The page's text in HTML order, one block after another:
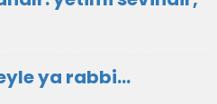
ya rabbi...